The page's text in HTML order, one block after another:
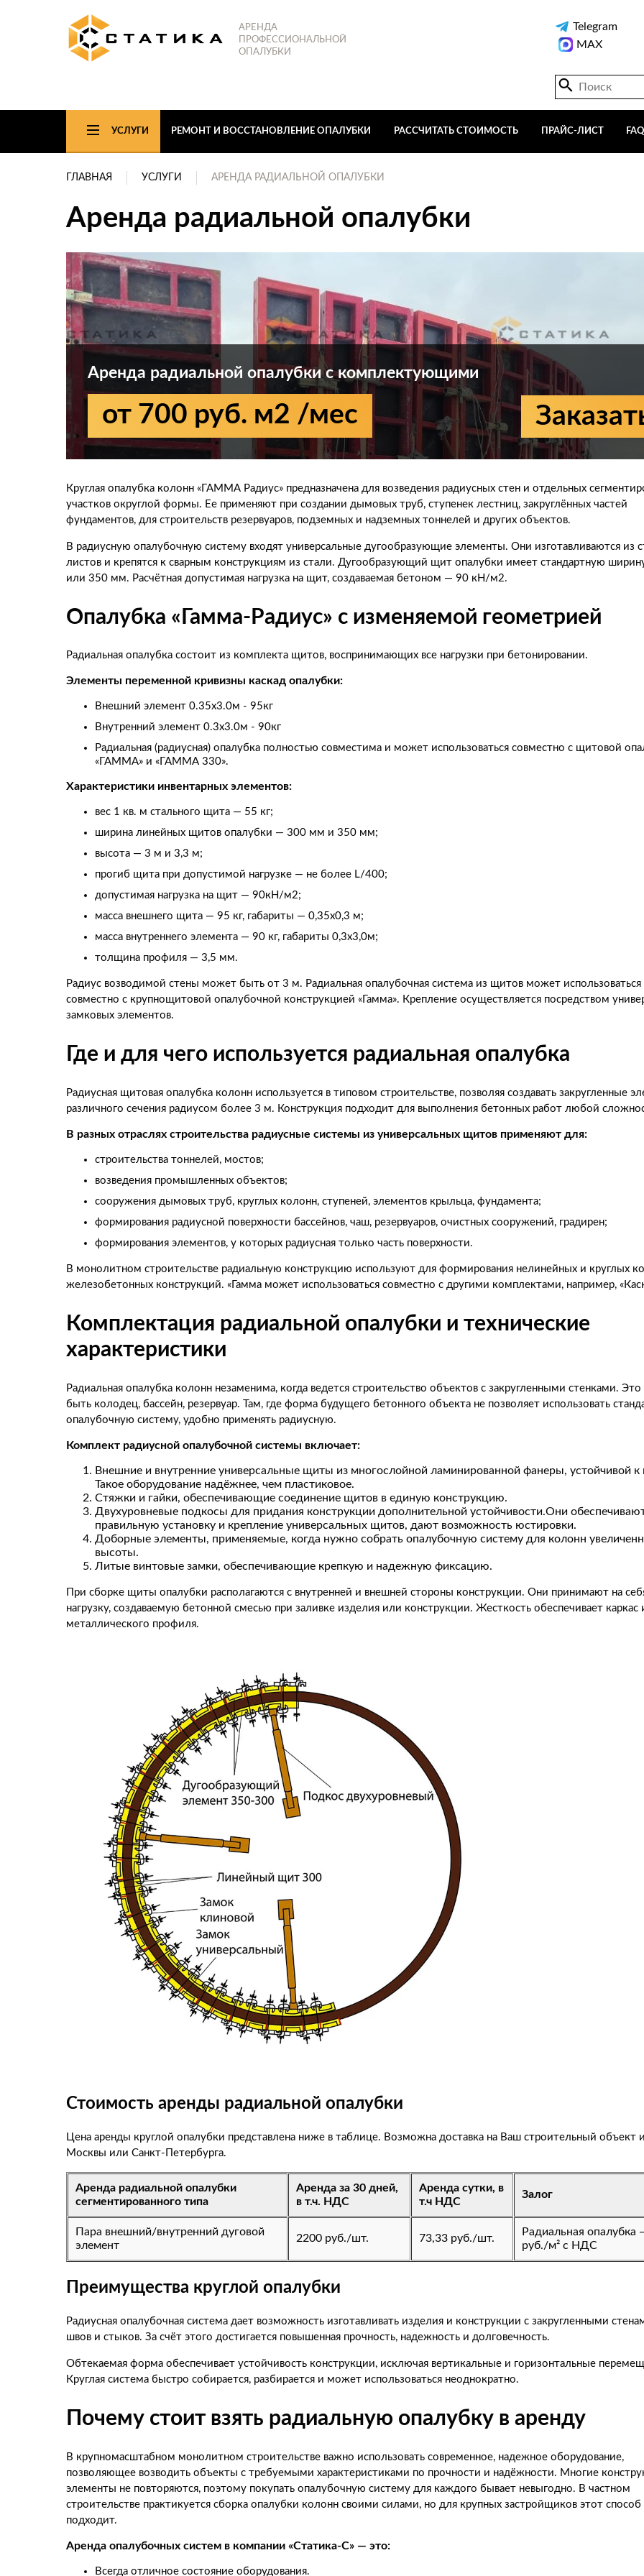
АРЕНДА
ПРОФЕССИОНАЛЬНОЙ
ОПАЛУБКИ
Telegram
MAX
УСЛУГИ РЕМОНТ И ВОССТАНОВЛЕНИЕ ОПАЛУБКИ РАССЧИТАТЬ СТОИМОСТЬ ПРАЙС-ЛИСТ FAQ
ГЛАВНАЯ УСЛУГИ АРЕНДА РАДИАЛЬНОЙ ОПАЛУБКИ
Аренда радиальной опалубки
Аренда радиальной опалубки с комплектующими
от 700 руб. м2 /мес
Круглая опалубка колонн «ГАММА Радиус» предназначена для возведения радиусных стен и отдельных
участков округлой формы. Ее применяют при создании дымовых труб, ступенек лестниц, закруглённых частей
фундаментов, для строительств резервуаров, подземных и надземных тоннелей и других объектов.
В радиусную опалубочную систему входят универсальные дугообразующие элементы. Они изготавливаются из
листов и крепятся к сварным конструкциям из стали. Дугообразующий щит опалубки имеет стандартную
или 350 мм. Расчётная допустимая нагрузка на щит, создаваемая бетоном — 90 кН/м2.
Опалубка «Гамма-Радиус» с изменяемой геометрией
Радиальная опалубка состоит из комплекта щитов, воспринимающих все нагрузки при бетонировании.
Элементы переменной кривизны каскад опалубки:
Внешний элемент 0.35х3.0м - 95кг
Внутренний элемент 0.3х3.0м - 90кг
Радиальная (радиусная) опалубка полностью совместима и может использоваться совместно с щитовой
«ГАММА» и «ГАММА 330».
Характеристики инвентарных элементов:
вес 1 кв. м стального щита — 55 кг;
ширина линейных щитов опалубки — 300 мм и 350 мм;
высота — 3 м и 3,3 м;
прогиб щита при допустимой нагрузке — не более L/400;
допустимая нагрузка на щит — 90кН/м2;
масса внешнего щита — 95 кг, габариты — 0,35х0,3 м;
масса внутреннего элемента — 90 кг, габариты 0,3х3,0м;
толщина профиля — 3,5 мм.
Радиус возводимой стены может быть от 3 м. Радиальная опалубочная система из щитов может использоваться
совместно с крупнощитовой опалубочной конструкцией «Гамма». Крепление осуществляется посредством
замковых элементов.
Где и для чего используется радиальная опалубка
Радиусная щитовая опалубка колонн используется в типовом строительстве, позволяя создавать закругленные
различного сечения радиусом более 3 м. Конструкция подходит для выполнения бетонных работ любой
В разных отраслях строительства радиусные системы из универсальных щитов применяют для:
строительства тоннелей, мостов;
возведения промышленных объектов;
сооружения дымовых труб, круглых колонн, ступеней, элементов крыльца, фундамента;
формирования радиусной поверхности бассейнов, чаш, резервуаров, очистных сооружений, градирен;
формирования элементов, у которых радиусная только часть поверхности.
В монолитном строительстве радиальную конструкцию используют для формирования нелинейных и круглых
железобетонных конструкций. «Гамма может использоваться совместно с другими комплектами, например,
Комплектация радиальной опалубки и технические
характеристики
Радиальная опалубка колонн незаменима, когда ведется строительство объектов с закругленными стенками.
быть колодец, бассейн, резервуар. Там, где форма будущего бетонного объекта не позволяет использовать
опалубочную систему, удобно применять радиусную.
Комплект радиусной опалубочной системы включает:
Внешние и внутренние универсальные щиты из многослойной ламинированной фанеры, устойчивой к
Такое оборудование надёжнее, чем пластиковое.
Стяжки и гайки, обеспечивающие соединение щитов в единую конструкцию.
Двухуровневые подкосы для придания конструкции дополнительной устойчивости.Они
правильную установку и крепление универсальных щитов, дают возможность юстировки.
Доборные элементы, применяемые, когда нужно собрать опалубочную систему для колонн
высоты.
Литые винтовые замки, обеспечивающие крепкую и надежную фиксацию.
При сборке щиты опалубки располагаются с внутренней и внешней стороны конструкции. Они принимают на
нагрузку, создаваемую бетонной смесью при заливке изделия или конструкции. Жесткость обеспечивает каркас
металлического профиля.
Стоимость аренды радиальной опалубки
Цена аренды круглой опалубки представлена ниже в таблице. Возможна доставка на Ваш строительный объект
Москвы или Санкт-Петербурга.
Аренда радиальной опалубки
сегментированного типа
Аренда за 30 дней,
в т.ч. НДС
Аренда сутки, в
т.ч НДС
Залог
Пара внешний/внутренний дуговой
элемент
2200 руб./шт. 73,33 руб./шт.
Радиальная опалубка
руб./м² с НДС
Преимущества круглой опалубки
Радиусная опалубочная система дает возможность изготавливать изделия и конструкции с закругленными
швов и стыков. За счёт этого достигается повышенная прочность, надежность и долговечность.
Обтекаемая форма обеспечивает устойчивость конструкции, исключая вертикальные и горизонтальные
Круглая система быстро собирается, разбирается и может использоваться неоднократно.
Почему стоит взять радиальную опалубку в аренду
В крупномасштабном монолитном строительстве важно использовать современное, надежное оборудование,
позволяющее возводить объекты с требуемыми характеристиками по прочности и надёжности. Многие
элементы не повторяются, поэтому покупать опалубочную систему для каждого бывает невыгодно. В частном
строительстве практикуется сборка опалубки колонн своими силами, но для крупных застройщиков этот способ
подходит.
Аренда опалубочных систем в компании «Статика-С» — это:
Всегда отличное состояние оборудования.